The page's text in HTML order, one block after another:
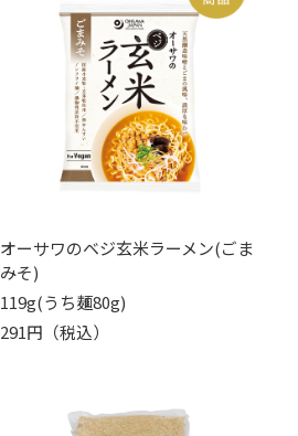
オーサワのベジ玄米ラーメン(ごま
みそ)
119g(うち麺80g)
291円（税込）